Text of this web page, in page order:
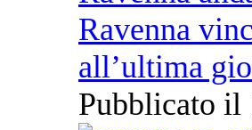
Ravenna
all’ultima
Pubblicato il